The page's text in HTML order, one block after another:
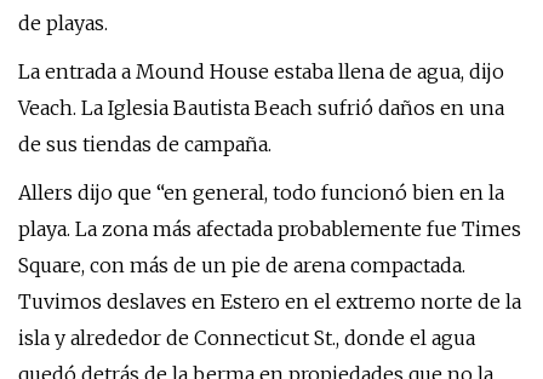
de playas.
La entrada a Mound House estaba llena de agua, dijo
Veach. La Iglesia Bautista Beach sufrió daños en una
de sus tiendas de campaña.
Allers dijo que “en general, todo funcionó bien en la
playa. La zona más afectada probablemente fue Times
Square, con más de un pie de arena compactada.
Tuvimos deslaves en Estero en el extremo norte de la
isla y alrededor de Connecticut St., donde el agua
quedó detrás de la berma en propiedades que no la